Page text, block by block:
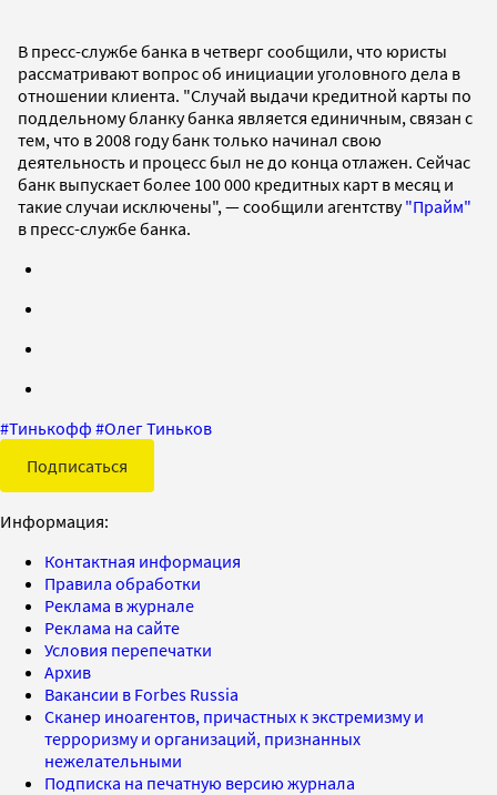
В пресс-службе банка в четверг сообщили, что юристы
рассматривают вопрос об инициации уголовного дела в
отношении клиента. "Случай выдачи кредитной карты по
поддельному бланку банка является единичным, связан с
тем, что в 2008 году банк только начинал свою
деятельность и процесс был не до конца отлажен. Сейчас
банк выпускает более 100 000 кредитных карт в месяц и
такие случаи исключены", — сообщили агентству"Прайм"
в пресс-службе банка.
#Тинькофф #Олег Тиньков
Подписаться
Информация:
Контактная информация
Правила обработки
Реклама в журнале
Реклама на сайте
Условия перепечатки
Архив
Вакансии в Forbes Russia
Сканер иноагентов, причастных к экстремизму и
терроризму и организаций, признанных
нежелательными
Подписка на печатную версию журнала